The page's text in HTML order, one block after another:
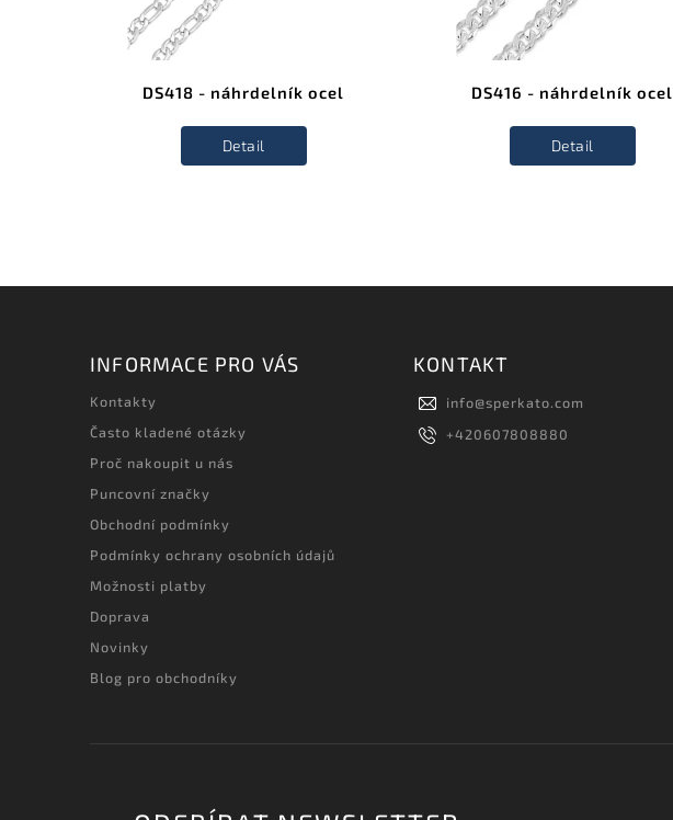
DS418 - náhrdelník ocel
Detail
DS416 - náhrdelník ocel
Detail
INFORMACE PRO VÁS
Kontakty
Často kladené otázky
Proč nakoupit u nás
Puncovní značky
Obchodní podmínky
Podmínky ochrany osobních údajů
Možnosti platby
Doprava
Novinky
Blog pro obchodníky
KONTAKT
info@sperkato.com
+420607808880